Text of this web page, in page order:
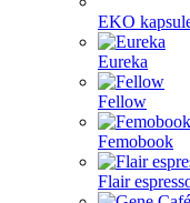
EKO
Eureka
Fellow
Femobook
Flair